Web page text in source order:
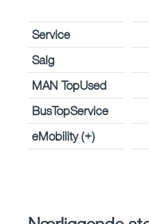
Service
Salg
MAN TopUsed
BusTopService
eMobility (+)